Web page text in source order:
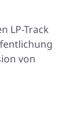
LP-Track
von